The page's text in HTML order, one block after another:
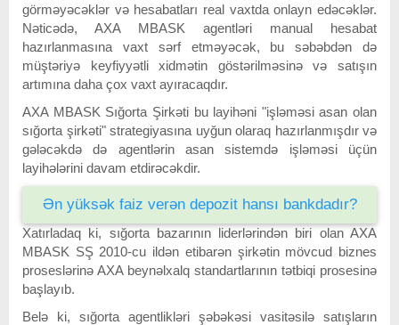
görməyəcəklər və hesabatları real vaxtda onlayn edəcəklər.
Nəticədə, AXA MBASK agentləri manual hesabat
hazırlanmasına vaxt sərf etməyəcək, bu səbəbdən də
müştəriyə keyfiyyətli xidmətin göstərilməsinə və satışın
artımına daha çox vaxt ayıracaqdır.
AXA MBASK Sığorta Şirkəti bu layihəni "işləməsi asan olan
sığorta şirkəti" strategiyasına uyğun olaraq hazırlanmışdır və
gələcəkdə də agentlərin asan sistemdə işləməsi üçün
layihələrini davam etdirəcəkdir.
Ən yüksək faiz verən depozit hansı bankdadır?
Xatırladaq ki, sığorta bazarının liderlərindən biri olan AXA
MBASK SŞ 2010-cu ildən etibarən şirkətin mövcud biznes
proseslərinə AXA beynəlxalq standartlarının tətbiqi prosesinə
başlayıb.
Belə ki, sığorta agentlikləri şəbəkəsi vasitəsilə satışların